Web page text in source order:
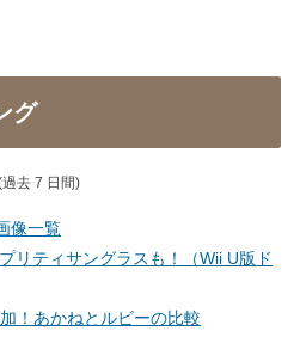
グ
去 7 日間)
像一覧
リティサングラスも！（Wii U版ド
！あかねとルビーの比較